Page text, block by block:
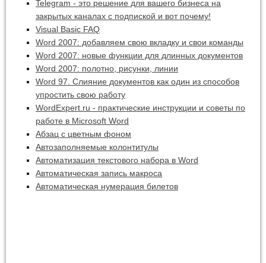
Telegram - это решение для вашего бизнеса на
закрытых каналах с подпиской и вот почему!
Visual Basic FAQ
Word 2007: добавляем свою вкладку и свои команды
Word 2007: новые функции для длинных документов
Word 2007: полотно, рисунки, линии
Word 97. Слияние документов как один из способов
упростить свою работу
WordExpert.ru - практические инструкции и советы по
работе в Microsoft Word
Абзац с цветным фоном
Автозаполняемые колонтитулы
Автоматизация текстового набора в Word
Автоматическая запись макроса
Автоматическая нумерация билетов